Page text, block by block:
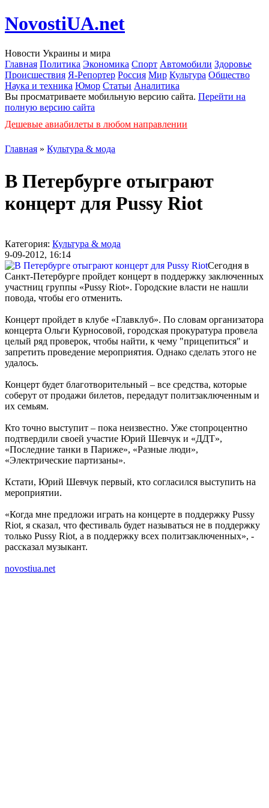
NovostiUA.net
Новости Украины и мира
Главная Политика Экономика Спорт Автомобили Здоровье
Происшествия Я-Репортер Россия Мир Культура Общество
Наука и техника Юмор Статьи Аналитика
Вы просматриваете мобильную версию сайта. Перейти на
полную версию сайта
Дешевые авиабилеты в любом направлении
Главная » Культура & мода
В Петербурге отыграют
концерт для Pussy Riot
Категория: Культура & мода
9-09-2012, 16:14
Сегодня в
Санкт-Петербурге пройдет концерт в поддержку заключенных
участниц группы «Pussy Riot». Городские власти не нашли
повода, чтобы его отменить.
Концерт пройдет в клубе «Главклуб». По словам организатора
концерта Ольги Курносовой, городская прокуратура провела
целый ряд проверок, чтобы найти, к чему "прицепиться" и
запретить проведение мероприятия. Однако сделать этого не
удалось.
Концерт будет благотворительный – все средства, которые
соберут от продажи билетов, передадут политзаключенным и
их семьям.
Кто точно выступит – пока неизвестно. Уже стопроцентно
подтвердили своей участие Юрий Шевчук и «ДДТ»,
«Последние танки в Париже», «Разные люди»,
«Электрические партизаны».
Кстати, Юрий Шевчук первый, кто согласился выступить на
мероприятии.
«Когда мне предложи играть на концерте в поддержку Pussy
Riot, я сказал, что фестиваль будет называться не в поддержку
только Pussy Riot, а в поддержку всех политзаключенных», -
рассказал музыкант.
novostiua.net